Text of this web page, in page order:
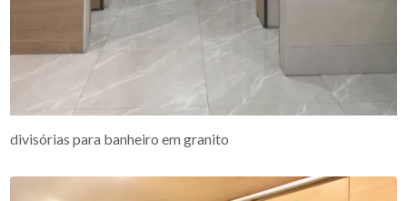
divisórias para banheiro em granito